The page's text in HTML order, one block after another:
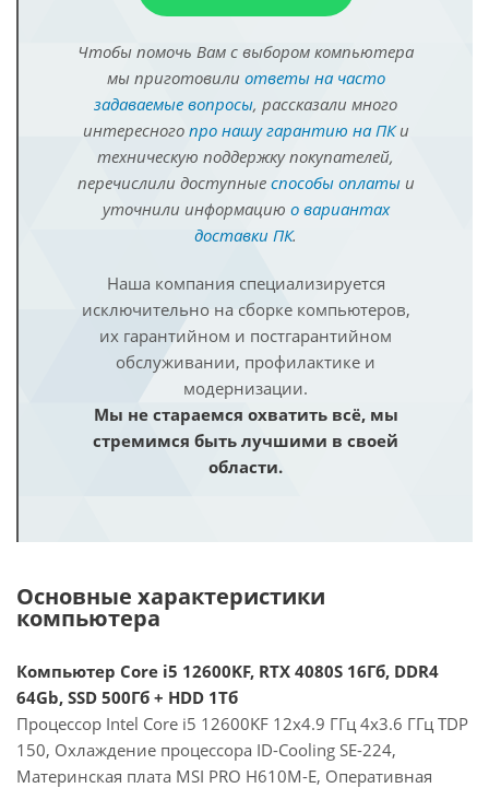
Чтобы помочь Вам с выбором компьютера
мы приготовили ответы на часто
задаваемые вопросы, рассказали много
интересного про нашу гарантию на ПКи
техническую поддержку покупателей,
перечислили доступные способы оплатыи
уточнили информацию о вариантах
доставки ПК.
Наша компания специализируется
исключительно на сборке компьютеров,
их гарантийном и постгарантийном
обслуживании, профилактике и
модернизации.
Мы не стараемся охватить всё, мы
стремимся быть лучшими в своей
области.
Основные характеристики
компьютера
Компьютер Core i5 12600KF, RTX 4080S 16Гб, DDR4
64Gb, SSD 500Гб + HDD 1Тб
Процессор Intel Core i5 12600KF 12x4.9 ГГц 4x3.6 ГГц TDP
150, Охлаждение процессора ID-Cooling SE-224,
Материнская плата MSI PRO H610M-E, Оперативная